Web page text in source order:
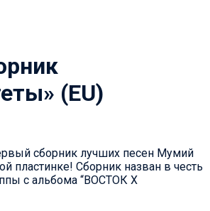
(EU)
сборник лучших песен Мумий
пластинке! Сборник назван в честь
с альбома “ВОСТОК Х